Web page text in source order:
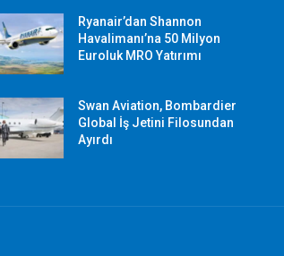
Ryanair’dan Shannon
Havalimanı’na 50 Milyon
Euroluk MRO Yatırımı
Swan Aviation, Bombardier
Global İş Jetini Filosundan
Ayırdı